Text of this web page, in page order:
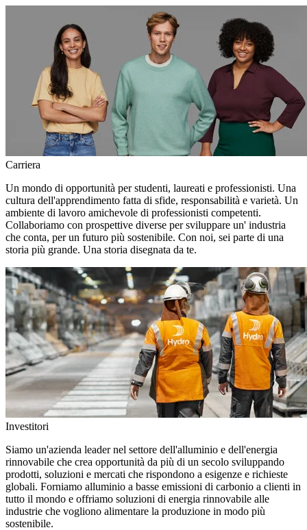
Carriera
Un mondo di opportunità per studenti, laureati e professionisti. Una
cultura dell'apprendimento fatta di sfide, responsabilità e varietà. Un
ambiente di lavoro amichevole di professionisti competenti.
Collaboriamo con prospettive diverse per sviluppare un' industria
che conta, per un futuro più sostenibile. Con noi, sei parte di una
storia più grande. Una storia disegnata da te.
Investitori
Siamo un'azienda leader nel settore dell'alluminio e dell'energia
rinnovabile che crea opportunità da più di un secolo sviluppando
prodotti, soluzioni e mercati che rispondono a esigenze e richieste
globali. Forniamo alluminio a basse emissioni di carbonio a clienti in
tutto il mondo e offriamo soluzioni di energia rinnovabile alle
industrie che vogliono alimentare la produzione in modo più
sostenibile.